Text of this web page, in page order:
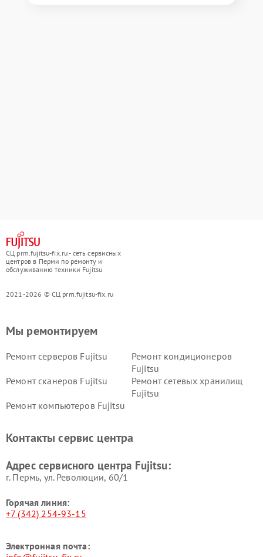
СЦ prm.fujitsu-fix.ru - сеть сервисных
центров в Перми по ремонту и
обслуживанию техники Fujitsu
2021-2026 © СЦ prm.fujitsu-fix.ru
Мы ремонтируем
Ремонт серверов Fujitsu
Ремонт кондиционеров
Fujitsu
Ремонт сканеров Fujitsu
Ремонт сетевых хранилищ
Fujitsu
Ремонт компьютеров Fujitsu
Контакты сервис центра
Адрес сервисного центра Fujitsu:
г. Пермь, ул. ​Революции, 60/1
Горячая линия:
+7 (342) 254-93-15
Электронная почта: